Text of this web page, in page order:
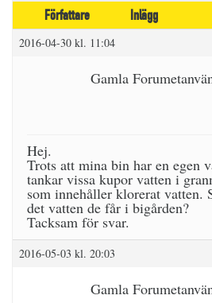
Författare
Inlägg
2016-04-30 kl. 11:04
Gamla
Hej.
Trots att mina bin har en egen
tankar vissa kupor vatten i
som innehåller klorerat vatten.
det vatten de får i bigården?
Tacksam för svar.
2016-05-03 kl. 20:03
Gamla